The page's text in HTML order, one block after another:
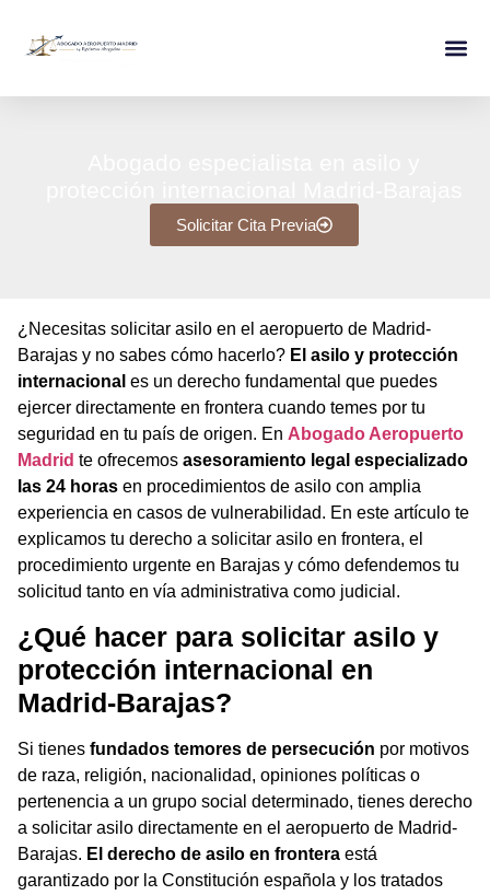
Solicitar Cita Previa
¿Necesitas solicitar asilo en el aeropuerto de Madrid-
Barajas y no sabes cómo hacerlo? El asilo y protección
internacional es un derecho fundamental que puedes
ejercer directamente en frontera cuando temes por tu
seguridad en tu país de origen. En Abogado Aeropuerto
Madrid te ofrecemos asesoramiento legal especializado
las 24 horas en procedimientos de asilo con amplia
experiencia en casos de vulnerabilidad. En este artículo te
explicamos tu derecho a solicitar asilo en frontera, el
procedimiento urgente en Barajas y cómo defendemos tu
solicitud tanto en vía administrativa como judicial.
¿Qué hacer para solicitar asilo y
protección internacional en
Madrid-Barajas?
Si tienes fundados temores de persecución por motivos
de raza, religión, nacionalidad, opiniones políticas o
pertenencia a un grupo social determinado, tienes derecho
a solicitar asilo directamente en el aeropuerto de Madrid-
Barajas. El derecho de asilo en frontera está
garantizado por la Constitución española y los tratados